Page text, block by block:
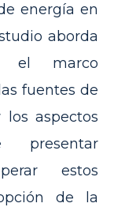
energía en
aborda
el marco
fuentes de
aspectos
presentar
estos
de la